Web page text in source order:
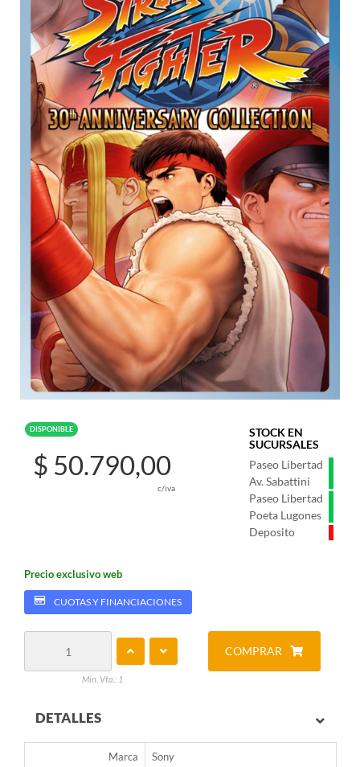
DISPONIBLE
STOCK EN
SUCURSALES
Paseo Libertad
Av. Sabattini
Paseo Libertad
Poeta Lugones
Deposito
$ 50.790,00
c/iva
Precio exclusivo web
CUOTAS Y FINANCIACIONES
Min. Vta.: 1
COMPRAR
DETALLES
Marca Sony